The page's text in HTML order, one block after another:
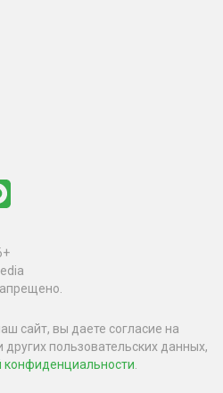
сайт, вы даете согласие на
пользовательских данных,
конфиденциальности.